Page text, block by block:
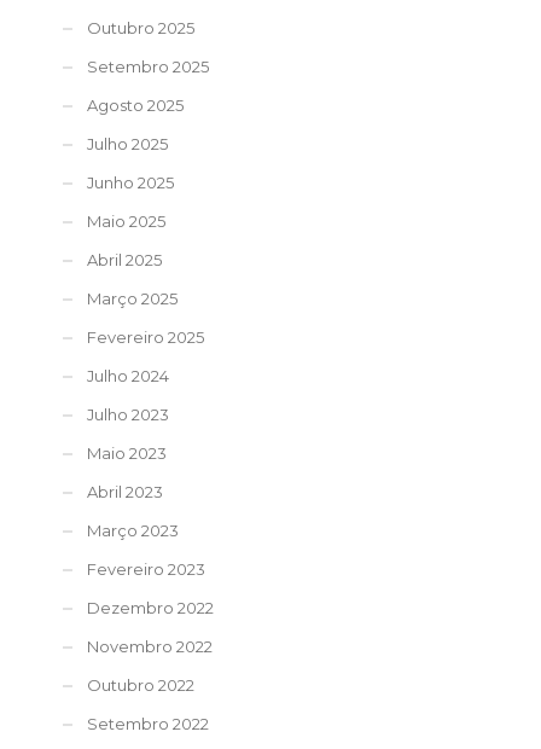
Outubro 2025
Setembro 2025
Agosto 2025
Julho 2025
Junho 2025
Maio 2025
Abril 2025
Março 2025
Fevereiro 2025
Julho 2024
Julho 2023
Maio 2023
Abril 2023
Março 2023
Fevereiro 2023
Dezembro 2022
Novembro 2022
Outubro 2022
Setembro 2022